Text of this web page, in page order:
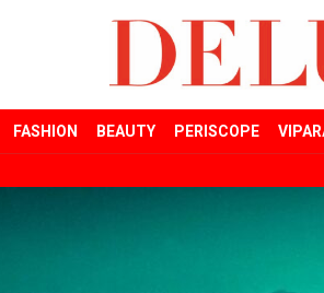
FASHION BEAUTY PERISCOPE